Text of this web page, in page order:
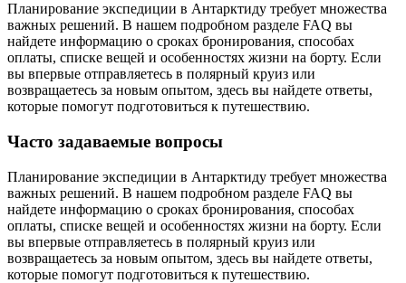
Планирование экспедиции в Антарктиду требует множества
важных решений. В нашем подробном разделе FAQ вы
найдете информацию о сроках бронирования, способах
оплаты, списке вещей и особенностях жизни на борту. Если
вы впервые отправляетесь в полярный круиз или
возвращаетесь за новым опытом, здесь вы найдете ответы,
которые помогут подготовиться к путешествию.
Часто задаваемые вопросы
Планирование экспедиции в Антарктиду требует множества
важных решений. В нашем подробном разделе FAQ вы
найдете информацию о сроках бронирования, способах
оплаты, списке вещей и особенностях жизни на борту. Если
вы впервые отправляетесь в полярный круиз или
возвращаетесь за новым опытом, здесь вы найдете ответы,
которые помогут подготовиться к путешествию.